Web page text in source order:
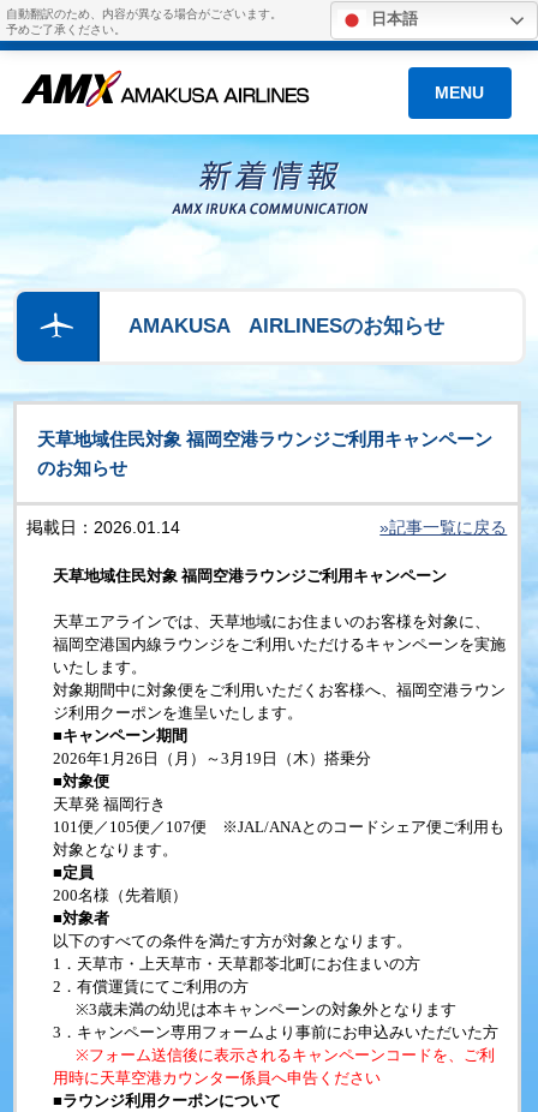
自動翻訳のため、内容が異なる場合がございます。
予めご了承ください。
日本語
MENU
AMAKUSA AIRLINESのお知らせ
天草地域住民対象 福岡空港ラウンジご利用キャンペーン
のお知らせ
掲載日：2026.01.14 »記事一覧に戻る
天草地域住民対象 福岡空港ラウンジご利用キャンペーン
天草エアラインでは、天草地域にお住まいのお客様を対象に、
福岡空港国内線ラウンジをご利用いただけるキャンペーンを実施
いたします。
対象期間中に対象便をご利用いただくお客様へ、福岡空港ラウン
ジ利用クーポンを進呈いたします。
■キャンペーン期間
2026年1 月26 日（月）～3月19日（木）搭乗分
■対象便
天草発 福岡行き
101便／ 105便／ 107便 ※JAL/ANAとのコードシェア便ご利用も
対象となります。
■定員
200名様（先着順）
■対象者
以下のすべての条件を満たす方が対象となります。
1 ．天草市・上天草市・天草郡苓北町にお住まいの方
2 ．有償運賃にてご利用の方
※3歳未満の幼児は本キャンペーンの対象外となります
3 ．キャンペーン専用フォームより事前にお申込みいただいた方
※フォーム送信後に表示されるキャンペーンコードを、ご利
用時に天草空港カウンター係員へ申告ください
■ラウンジ利用クーポンについて